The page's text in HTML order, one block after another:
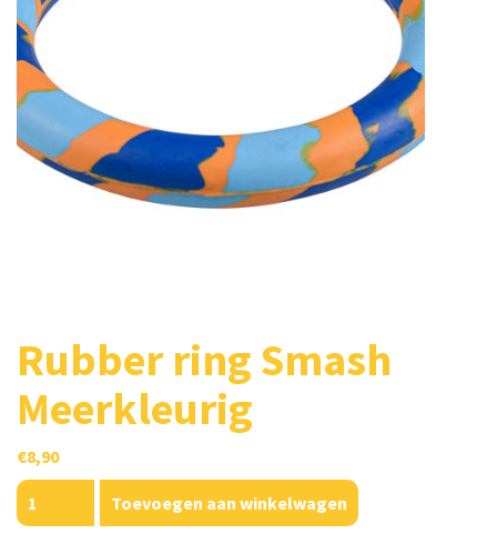
Rubber ring Smash
Meerkleurig
€8,90
Rubber
ring
Toevoegen aan winkelwagen